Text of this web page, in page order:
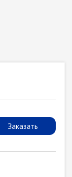
Заказать